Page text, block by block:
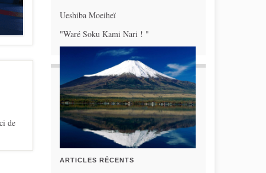
de
Ueshiba Moeiheï
"Waré Soku Kami Nari ! "
ARTICLES RÉCENTS